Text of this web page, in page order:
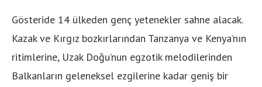
Gösteride 14 ülkeden genç yetenekler sahne alacak.
Kazak ve Kırgız bozkırlarından Tanzanya ve Kenya’nın
ritimlerine, Uzak Doğu’nun egzotik melodilerinden
Balkanların geleneksel ezgilerine kadar geniş bir